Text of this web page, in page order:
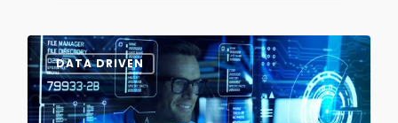
DATA DRIVEN 0